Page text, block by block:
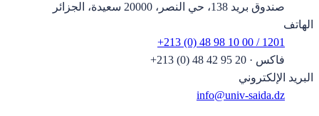
صندوق بريد 138، حي النصر، 20000 سعيدة، الجزائر
الهاتف
+213 (0) 48 98 10 00 / 1201
فاكس ·
+213 (0) 48 42 95 20
البريد الإلكتروني
info@univ-saida.dz